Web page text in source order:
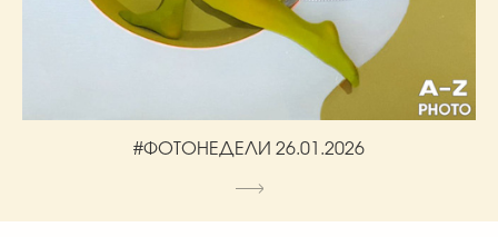
#ФОТОНЕДЕЛИ 26.01.2026